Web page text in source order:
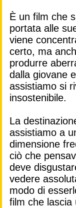
È un film che
portata alle
viene
certo, ma
produrre
dalla giovane
assistiamo si
insostenibile.
La
assistiamo a
dimensione
ciò che
deve
vedere
modo di
film che lascia